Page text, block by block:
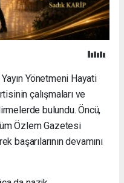
Yönetmeni Hayati
çalışmaları ve
bulundu. Öncü,
Özlem Gazetesi
başarılarının devamını